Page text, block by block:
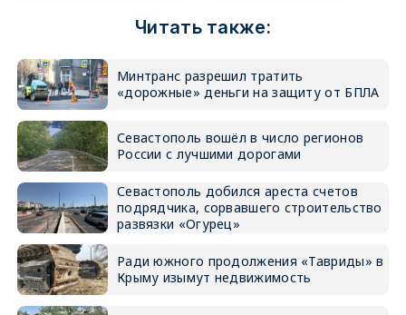
Читать также:
Минтранс разрешил тратить
«дорожные» деньги на защиту от БПЛА
Севастополь вошёл в число регионов
России с лучшими дорогами
Севастополь добился ареста счетов
подрядчика, сорвавшего строительство
развязки «Огурец»
Ради южного продолжения «Тавриды» в
Крыму изымут недвижимость